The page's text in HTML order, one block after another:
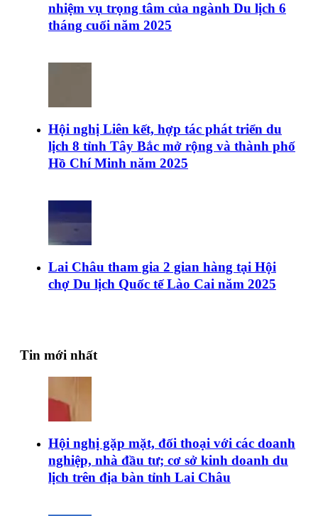
nhiệm vụ trọng tâm của ngành Du lịch 6
tháng cuối năm 2025
Hội nghị Liên kết, hợp tác phát triển du
lịch 8 tỉnh Tây Bắc mở rộng và thành phố
Hồ Chí Minh năm 2025
Lai Châu tham gia 2 gian hàng tại Hội
chợ Du lịch Quốc tế Lào Cai năm 2025
Tin mới nhất
Hội nghị gặp mặt, đối thoại với các doanh
nghiệp, nhà đầu tư; cơ sở kinh doanh du
lịch trên địa bàn tỉnh Lai Châu